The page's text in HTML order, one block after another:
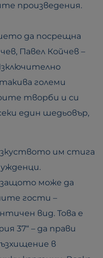
произведения.
да посрещна
Павел Койчев –
големи
творби и си
един шедьовър,
им стига
може да
гости –
вид. Това е
37“ – да прави
в